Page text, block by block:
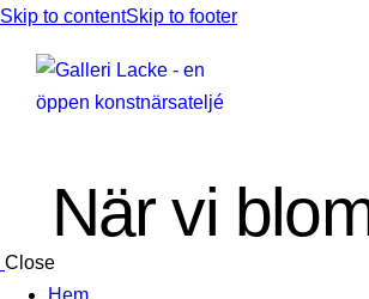
Skip to contentSkip to footer
När vi
Close
Hem